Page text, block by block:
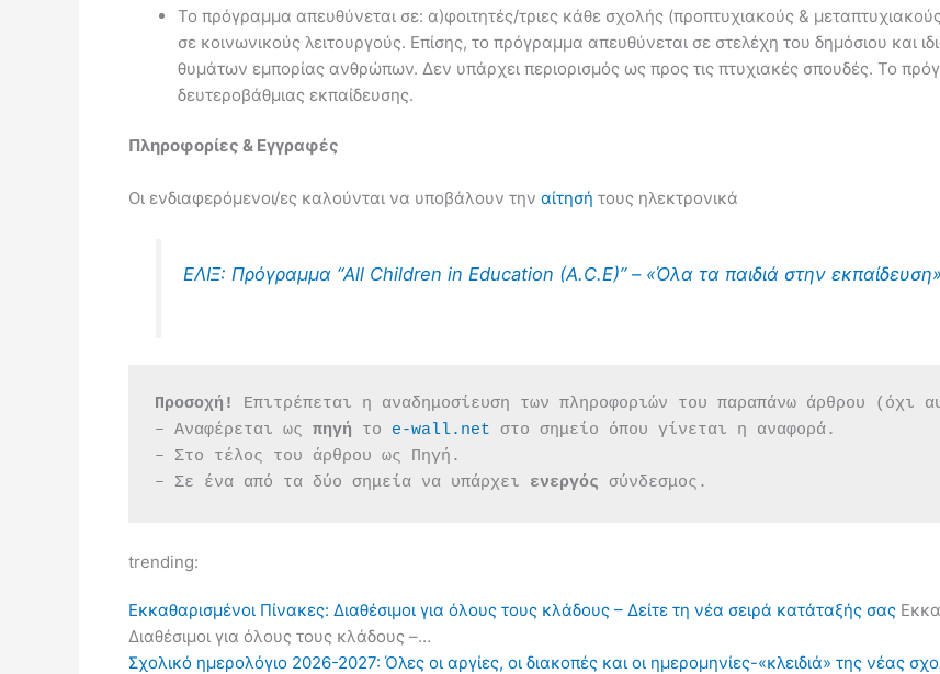
Το πρόγραμμα απευθύνεται σε: α)φοιτητές/τριες κάθε σχολής (προπτυχιακούς &
σε κοινωνικούς λειτουργούς. Επίσης, το πρόγραμμα απευθύνεται σε στελέχη του δημόσιου και
θυμάτων εμπορίας ανθρώπων. Δεν υπάρχει περιορισμός ως προς τις πτυχιακές σπουδές. Το
δευτεροβάθμιας εκπαίδευσης.
Πληροφορίες & Εγγραφές
Οι ενδιαφερόμενοι/ες καλούνται να υποβάλουν την αίτησή τους ηλεκτρονικά
ΕΛΙΞ: Πρόγραμμα “All Children in Education (A.C.E)” – «Όλα τα παιδιά στην εκπαίδευση»
Προσοχή!
Επιτρέπεται η αναδημοσίευση των πληροφοριών του παραπάνω άρθρου (όχι
– Αναφέρεται ως πηγή το e-wall.net στο σημείο όπου γίνεται η αναφορά.
– Στο τέλος του άρθρου ως Πηγή.
– Σε ένα από τα δύο σημεία να υπάρχει ενεργός σύνδεσμος.
trending:
Εκκαθαρισμένοι Πίνακες: Διαθέσιμοι για όλους τους κλάδους – Δείτε τη νέα σειρά κατάταξής σας
Διαθέσιμοι για όλους τους κλάδους –…
Σχολικό ημερολόγιο 2026-2027: Όλες οι αργίες, οι διακοπές και οι ημερομηνίες-«κλειδιά» της νέας